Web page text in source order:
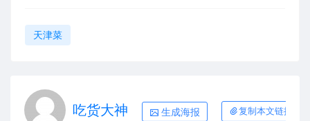
天津菜
吃货大神 生成海报 复制本文链接